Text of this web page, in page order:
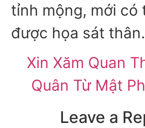
tỉnh mộng, mới có
được họa sát thân.
Xin Xăm Quan
Quân Từ Mật
Leave a